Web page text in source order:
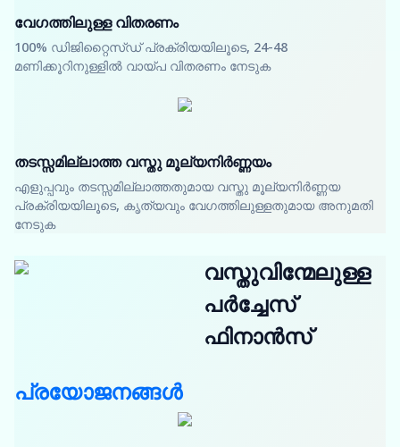
വേഗത്തിലുള്ള വിതരണം
100% ഡിജിറ്റൈസ്ഡ് പ്രക്രിയയിലൂടെ, 24-48
മണിക്കൂറിനുള്ളിൽ വായ്പ വിതരണം നേടുക
തടസ്സമില്ലാത്ത വസ്തു മൂല്യനിർണ്ണയം
എളുപ്പവും തടസ്സമില്ലാത്തതുമായ വസ്തു മൂല്യനിർണ്ണയ
പ്രക്രിയയിലൂടെ, കൃത്യവും വേഗത്തിലുള്ളതുമായ അനുമതി
നേടുക
വസ്തുവിന്മേലുള്ള
പർച്ചേസ്
ഫിനാൻസ്
പ്രയോജനങ്ങൾ